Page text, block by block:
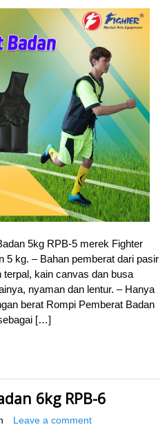
5kg RPB-5 merek Fighter
5 kg. – Bahan pemberat dari pasir
terpal, kain canvas dan busa
nyaman dan lentur. – Hanya
berat Rompi Pemberat Badan
[…]
6kg RPB-6
Leave a comment